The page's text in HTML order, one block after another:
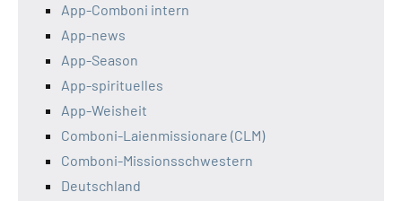
App-Comboni intern
App-news
App-Season
App-spirituelles
App-Weisheit
Comboni-Laienmissionare (CLM)
Comboni-Missionsschwestern
Deutschland